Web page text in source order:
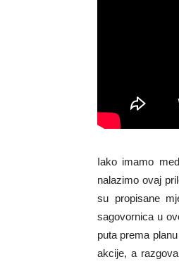
Iako imamo
nalazimo ovaj
su propisane
sagovornica u
puta prema
akcije, a